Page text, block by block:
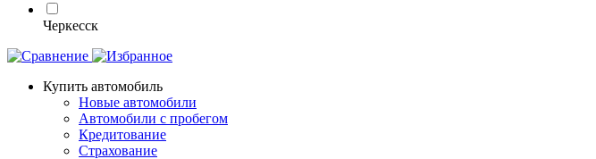
Черкесск
Купить автомобиль
Новые автомобили
Автомобили с пробегом
Кредитование
Страхование